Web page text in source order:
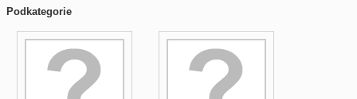
Podkategorie